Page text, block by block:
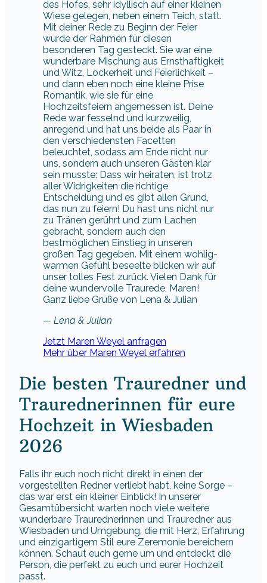
des Hofes, sehr idyllisch auf einer kleinen
Wiese gelegen, neben einem Teich, statt.
Mit deiner Rede zu Beginn der Feier
wurde der Rahmen für diesen
besonderen Tag gesteckt. Sie war eine
wunderbare Mischung aus Ernsthaftigkeit
und Witz, Lockerheit und Feierlichkeit –
und dann eben noch eine kleine Prise
Romantik, wie sie für eine
Hochzeitsfeiern angemessen ist. Deine
Rede war fesselnd und kurzweilig,
anregend und hat uns beide als Paar in
den verschiedensten Facetten
beleuchtet, sodass am Ende nicht nur
uns, sondern auch unseren Gästen klar
sein musste: Dass wir heiraten, ist trotz
aller Widrigkeiten die richtige
Entscheidung und es gibt allen Grund,
das nun zu feiern! Du hast uns nicht nur
zu Tränen gerührt und zum Lachen
gebracht, sondern auch den
bestmöglichen Einstieg in unseren
großen Tag gegeben. Mit einem wohlig-
warmen Gefühl beseelte blicken wir auf
unser tolles Fest zurück. Vielen Dank für
deine wundervolle Traurede, Maren!
Ganz liebe Grüße von Lena & Julian
— Lena & Julian
Jetzt Maren Weyel anfragen
Mehr über Maren Weyel erfahren
Die besten Trauredner und
Traurednerinnen für eure
Hochzeit in Wiesbaden
2026
Falls ihr euch noch nicht direkt in einen der
vorgestellten Redner verliebt habt, keine Sorge –
das war erst ein kleiner Einblick! In unserer
Gesamtübersicht warten noch viele weitere
wunderbare Traurednerinnen und Trauredner aus
Wiesbaden und Umgebung, die mit Herz, Erfahrung
und einzigartigem Stil eure Zeremonie bereichern
können. Schaut euch gerne um und entdeckt die
Person, die perfekt zu euch und eurer Hochzeit
passt.